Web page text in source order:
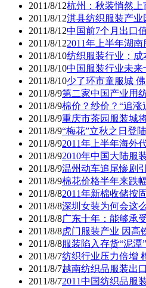
2011/8/12杭州：秋装悄然
2011/8/12淇县纺织服装产业
2011/8/12中国前7个月出口
2011/8/122011年上半年湖
2011/8/10纺织服装行业：
2011/8/10中国服装行业未
2011/8/10少了环市童服城
2011/8/9第二家中国产业用
2011/8/9棉价？纱价？“追涨
2011/8/9重庆市茶园服装城
2011/8/9“梅花”立秋之日登
2011/8/92011年上半年海外
2011/8/92010年中国大陆服
2011/8/9温州动车追尾惨剧
2011/8/9棉花价格半年来跌
2011/8/82011年新棉收储按
2011/8/8深圳女装为何会这
2011/8/8广东十年：能够承
2011/8/8虎门服装产业 因高
2011/8/8服装陷入存货“泥
2011/8/7纺织行业压力倍增
2011/8/7越南纺织品服装出
2011/8/72011中国纺织品服